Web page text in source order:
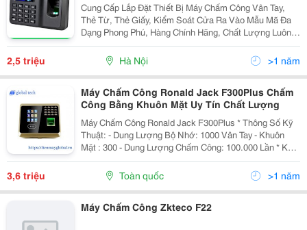
Cung Cấp Lắp Đặt Thiết Bị Máy Chấm Công Vân Tay,
Thẻ Từ, Thẻ Giấy, Kiểm Soát Cửa Ra Vào Mẫu Mã Đa
Dạng Phong Phú, Hàng Chính Hãng, Chất Lượng Luôn
Đảm Bảo Đuợc Đánh Giá Hàng Đầu Trong Khu Vực
Trong Nhiều Năm Liền Tel 0987217507 / 0902224009
2,5 triệu Hà Nội >1 năm
Máy Chấm Công Ronald Jack F300Plus Chấm
Công Bằng Khuôn Mặt Uy Tín Chất Lượng
Máy Chấm Công Ronald Jack F300Plus * Thông Số Kỹ
Thuật: - Dung Lượng Bộ Nhớ: 1000 Vân Tay - Khuôn
Mặt : 300 - Dung Lượng Chấm Công: 100.000 Lần * Kết
Nối Với Máy Tính Qua Cổng, Tcp/Ip / Usb / Wifi - Hiển
Thị Tên Người Chấm Công L
3,6 triệu Toàn quốc >1 năm
Máy Chấm Công Zkteco F22